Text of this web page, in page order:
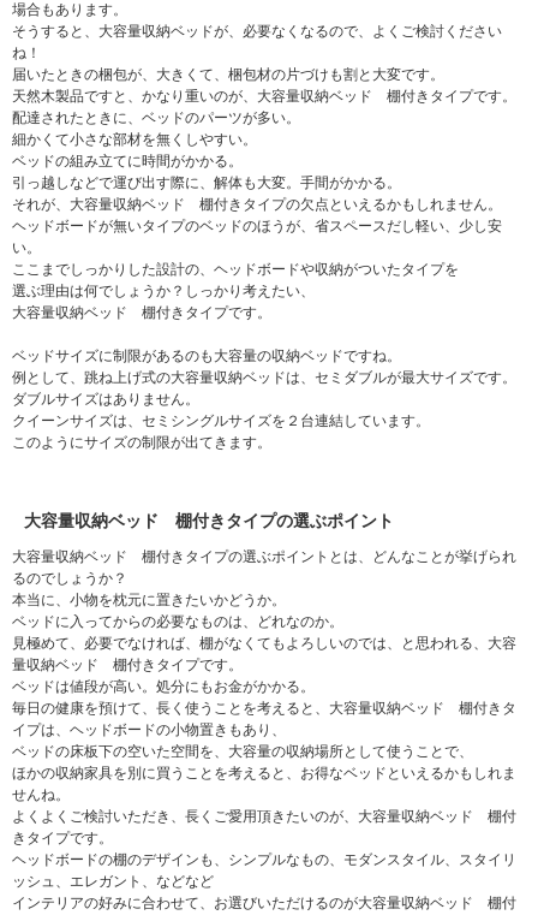
場合もあります。
そうすると、大容量収納ベッドが、必要なくなるので、よくご検討ください
ね！
届いたときの梱包が、大きくて、梱包材の片づけも割と大変です。
天然木製品ですと、かなり重いのが、大容量収納ベッド 棚付きタイプです。
配達されたときに、ベッドのパーツが多い。
細かくて小さな部材を無くしやすい。
ベッドの組み立てに時間がかかる。
引っ越しなどで運び出す際に、解体も大変。手間がかかる。
それが、大容量収納ベッド 棚付きタイプの欠点といえるかもしれません。
ヘッドボードが無いタイプのベッドのほうが、省スペースだし軽い、少し安
い。
ここまでしっかりした設計の、ヘッドボードや収納がついたタイプを
選ぶ理由は何でしょうか？しっかり考えたい、
大容量収納ベッド 棚付きタイプです。
ベッドサイズに制限があるのも大容量の収納ベッドですね。
例として、跳ね上げ式の大容量収納ベッドは、セミダブルが最大サイズです。
ダブルサイズはありません。
クイーンサイズは、セミシングルサイズを２台連結しています。
このようにサイズの制限が出てきます。
大容量収納ベッド 棚付きタイプの選ぶポイント
大容量収納ベッド 棚付きタイプの選ぶポイントとは、どんなことが挙げられ
るのでしょうか？
本当に、小物を枕元に置きたいかどうか。
ベッドに入ってからの必要なものは、どれなのか。
見極めて、必要でなければ、棚がなくてもよろしいのでは、と思われる、大容
量収納ベッド 棚付きタイプです。
ベッドは値段が高い。処分にもお金がかかる。
毎日の健康を預けて、長く使うことを考えると、大容量収納ベッド 棚付きタ
イプは、ヘッドボードの小物置きもあり、
ベッドの床板下の空いた空間を、大容量の収納場所として使うことで、
ほかの収納家具を別に買うことを考えると、お得なベッドといえるかもしれま
せんね。
よくよくご検討いただき、長くご愛用頂きたいのが、大容量収納ベッド 棚付
きタイプです。
ヘッドボードの棚のデザインも、シンプルなもの、モダンスタイル、スタイリ
ッシュ、エレガント、などなど
インテリアの好みに合わせて、お選びいただけるのが大容量収納ベッド 棚付